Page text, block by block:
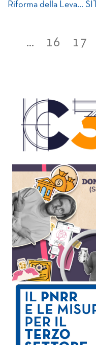
Riforma della Leva…
... 16 17